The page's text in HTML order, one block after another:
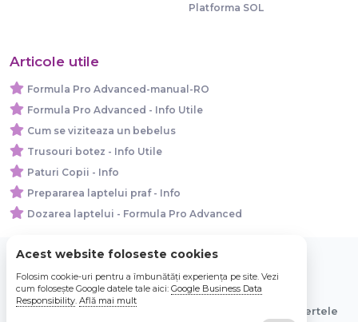
Platforma SOL
Articole utile
Formula Pro Advanced-manual-RO
Formula Pro Advanced - Info Utile
Cum se viziteaza un bebelus
Trusouri botez - Info Utile
Paturi Copii - Info
Prepararea laptelui praf - Info
Dozarea laptelui - Formula Pro Advanced
© 2026 Bebe Nou Online Store SRL
Toate preturile sunt exprimate in lei si includ tva. Ofertele
Acest website foloseste cookies
Folosim cookie-uri pentru a îmbunătăți experiența pe site. Vezi
cum folosește Google datele tale aici: Google Business Data
Responsibility. Află mai mult